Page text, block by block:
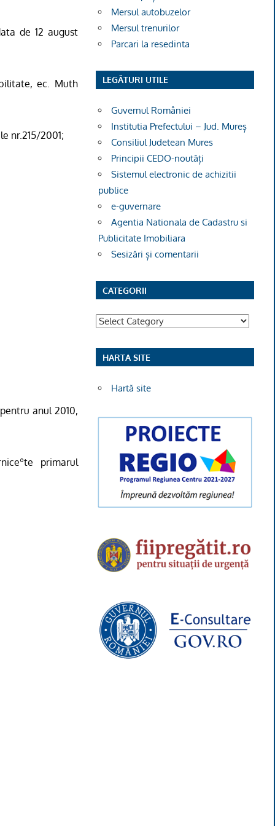
de 12 august
ec. Muth
nr.215/2001;
anul 2010,
primarul
Mersul autobuzelor
Mersul trenurilor
Parcari la resedinta
LEGĂTURI UTILE
Guvernul României
Institutia Prefectului – Jud. Mureș
Consiliul Judetean Mures
Principii CEDO-noutăți
Sistemul electronic de achizitii
publice
e-guvernare
Agentia Nationala de Cadastru si
Publicitate Imobiliara
Sesizări și comentarii
CATEGORII
Categorii
HARTA SITE
Hartă site